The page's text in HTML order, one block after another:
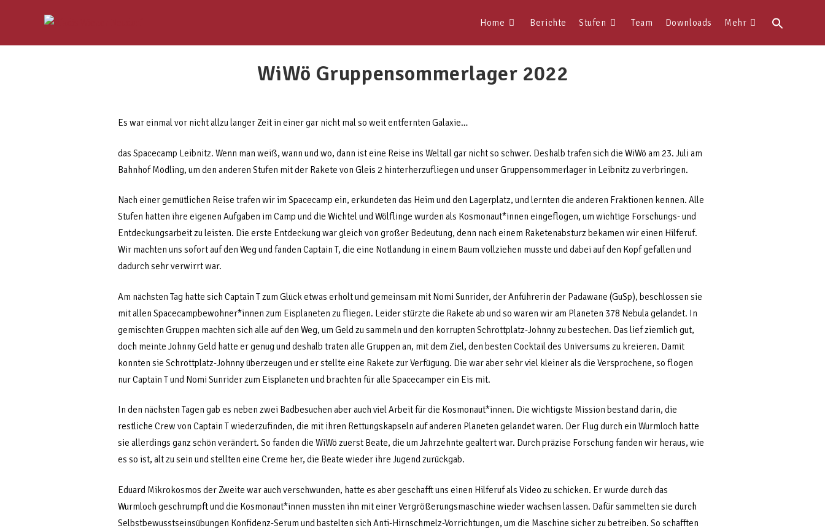
Home Berichte Stufen Team Downloads Mehr
WiWö Gruppensommerlager 2022
Es war einmal vor nicht allzu langer Zeit in einer gar nicht mal so weit entfernten Galaxie…
das Spacecamp Leibnitz. Wenn man weiß, wann und wo, dann ist eine Reise ins Weltall gar nicht so schwer. Deshalb trafen sich die WiWö am 23. Juli am
Bahnhof Mödling, um den anderen Stufen mit der Rakete von Gleis 2 hinterherzufliegen und unser Gruppensommerlager in Leibnitz zu verbringen.
Nach einer gemütlichen Reise trafen wir im Spacecamp ein, erkundeten das Heim und den Lagerplatz, und lernten die anderen Fraktionen kennen. Alle
Stufen hatten ihre eigenen Aufgaben im Camp und die Wichtel und Wölflinge wurden als Kosmonaut*innen eingeflogen, um wichtige Forschungs- und
Entdeckungsarbeit zu leisten. Die erste Entdeckung war gleich von großer Bedeutung, denn nach einem Raketenabsturz bekamen wir einen Hilferuf.
Wir machten uns sofort auf den Weg und fanden Captain T, die eine Notlandung in einem Baum vollziehen musste und dabei auf den Kopf gefallen und
dadurch sehr verwirrt war.
Am nächsten Tag hatte sich Captain T zum Glück etwas erholt und gemeinsam mit Nomi Sunrider, der Anführerin der Padawane (GuSp), beschlossen sie
mit allen Spacecampbewohner*innen zum Eisplaneten zu fliegen. Leider stürzte die Rakete ab und so waren wir am Planeten 378 Nebula gelandet. In
gemischten Gruppen machten sich alle auf den Weg, um Geld zu sammeln und den korrupten Schrottplatz-Johnny zu bestechen. Das lief ziemlich gut,
doch meinte Johnny Geld hatte er genug und deshalb traten alle Gruppen an, mit dem Ziel, den besten Cocktail des Universums zu kreieren. Damit
konnten sie Schrottplatz-Johnny überzeugen und er stellte eine Rakete zur Verfügung. Die war aber sehr viel kleiner als die Versprochene, so flogen
nur Captain T und Nomi Sunrider zum Eisplaneten und brachten für alle Spacecamper ein Eis mit.
In den nächsten Tagen gab es neben zwei Badbesuchen aber auch viel Arbeit für die Kosmonaut*innen. Die wichtigste Mission bestand darin, die
restliche Crew von Captain T wiederzufinden, die mit ihren Rettungskapseln auf anderen Planeten gelandet waren. Der Flug durch ein Wurmloch hatte
sie allerdings ganz schön verändert. So fanden die WiWö zuerst Beate, die um Jahrzehnte gealtert war. Durch präzise Forschung fanden wir heraus, wie
es so ist, alt zu sein und stellten eine Creme her, die Beate wieder ihre Jugend zurückgab.
Eduard Mikrokosmos der Zweite war auch verschwunden, hatte es aber geschafft uns einen Hilferuf als Video zu schicken. Er wurde durch das
Wurmloch geschrumpft und die Kosmonaut*innen mussten ihn mit einer Vergrößerungsmaschine wieder wachsen lassen. Dafür sammelten sie durch
Selbstbewusstseinsübungen Konfidenz-Serum und bastelten sich Anti-Hirnschmelz-Vorrichtungen, um die Maschine sicher zu betreiben. So schafften